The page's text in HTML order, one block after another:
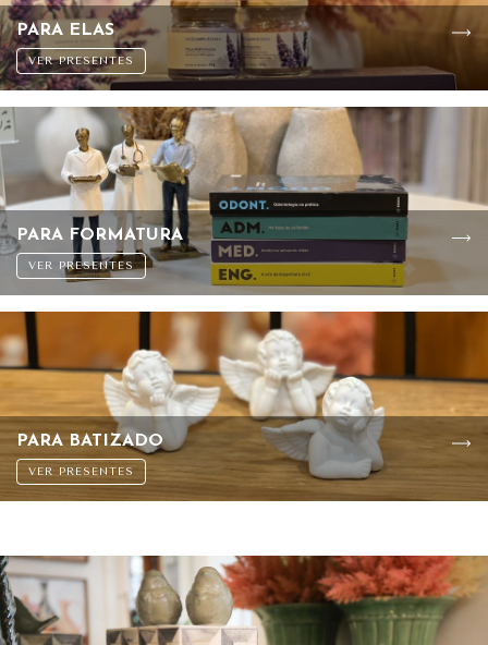
PARA ELAS
VER PRESENTES
PARA FORMATURA
VER PRESENTES
PARA BATIZADO
VER PRESENTES